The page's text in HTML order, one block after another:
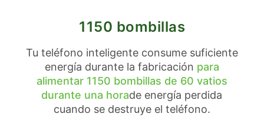
1150 bombillas
Tu teléfono inteligente consume suficiente
energía durante la fabricación para
alimentar 1150 bombillas de 60 vatios
durante una horade energía perdida
cuando se destruye el teléfono.